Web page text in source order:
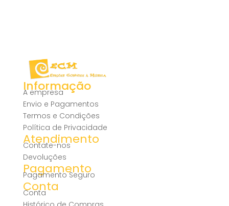
Informação
A empresa
Envio e Pagamentos
Termos e Condições
Política de Privacidade
Atendimento
Contate-nos
Devoluções
Pagamento
Pagamento Seguro
Conta
Conta